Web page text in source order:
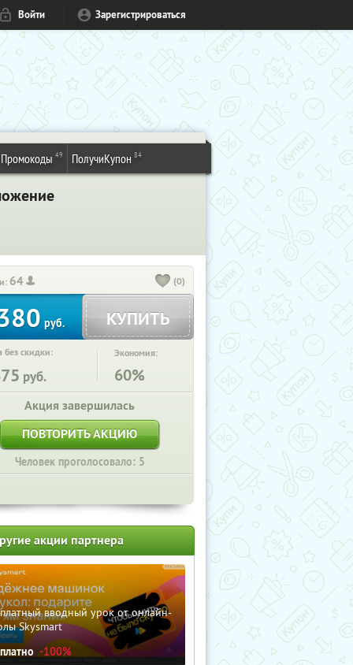
Войти Зарегистрироваться
Промокоды 49 ПолучиКупон 84
64 (0)
руб. КУПИТЬ
без скидки:
руб.
Экономия:
60%
Акция завершилась
ПОВТОРИТЬ АКЦИЮ
Человек проголосовало: 5
акции партнера
вводный урок от онлайн-
Skysmart
-100%